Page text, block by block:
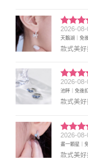
評分5
分 5
2026-08-
天鵝湖｜免
款式美好
評分5
分 5
2026-08-
池畔｜免後
款式美好
評分5
分 5
2026-08-
畫一顆星｜
款式美好